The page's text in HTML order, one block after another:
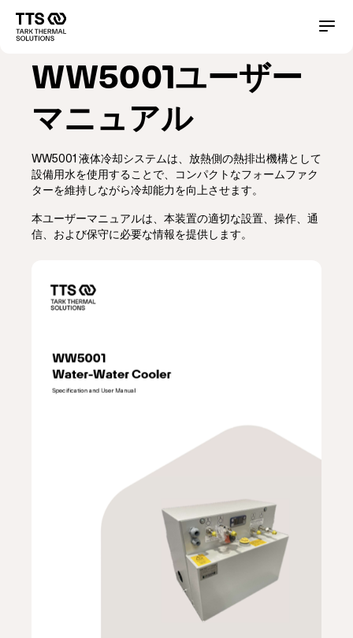
WW5001ユーザー
マニュアル
WW5001 液体冷却システムは、放熱側の熱排出機構として
設備用水を使用することで、コンパクトなフォームファク
ターを維持しながら冷却能力を向上させます。
本ユーザーマニュアルは、本装置の適切な設置、操作、通
信、および保守に必要な情報を提供します。